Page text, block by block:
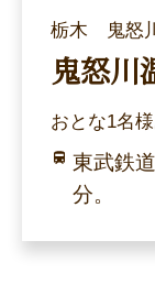
栃木 鬼怒
鬼怒川
おとな1名
東武鉄
分。